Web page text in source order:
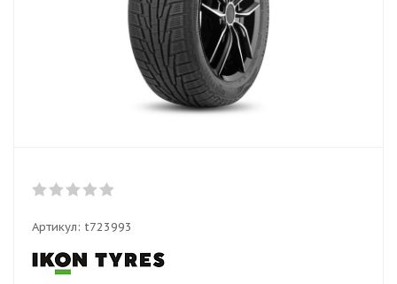
Артикул: t723993